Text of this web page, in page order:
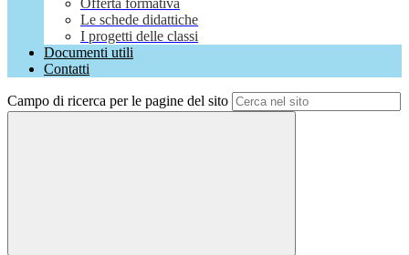
Offerta formativa
Le schede didattiche
I progetti delle classi
Documenti utili
Contatti
Campo di ricerca per le pagine del sito